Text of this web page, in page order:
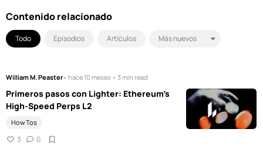
Contenido relacionado
Todo Episodios Artículos
William M. Peaster• hace 10 meses • 3 min read
Primeros pasos con Lighter: Ethereum's
High-Speed Perps L2
How Tos
3 0